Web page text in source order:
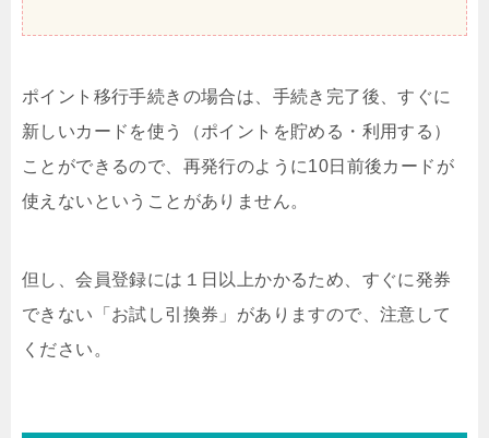
ポイント移行手続きの場合は、手続き完了後、すぐに
新しいカードを使う（ポイントを貯める・利用する）
ことができるので、再発行のように10日前後カードが
使えないということがありません。
但し、会員登録には１日以上かかるため、すぐに発券
できない「お試し引換券」がありますので、注意して
ください。